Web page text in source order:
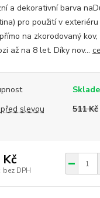
a dekorativní barva
pro použití v
na zkorodovaný
až na 8 let. Díky nov...
slevou
511 Kč
bez DPH